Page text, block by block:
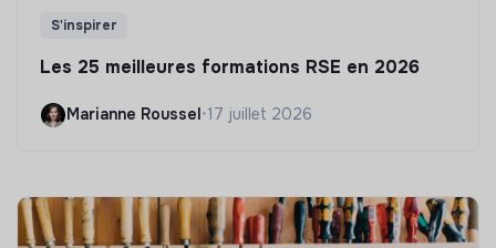
S'inspirer
Les 25 meilleures formations RSE en 2026
Marianne Roussel •17 juillet 2026